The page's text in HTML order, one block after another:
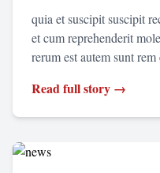
quia et suscipit suscipit
et cum reprehenderit
rerum est autem sunt
Read full story →